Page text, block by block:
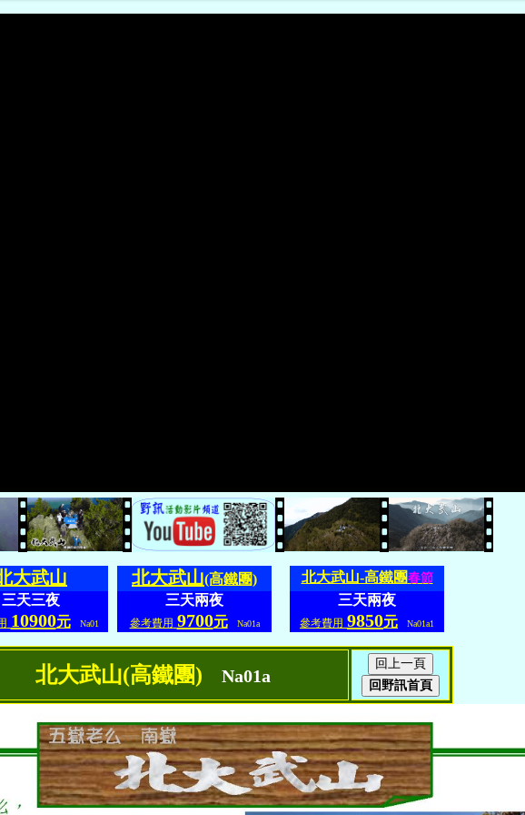
大武山
三天三夜
10900元 Na01
北大武山(高鐵團)
三天兩夜
參考費用 9700元 Na01a
北大武山-高鐵團春節
三天兩夜
參考費用 9850元 Na01a1
北大武山(高鐵團) Na01a